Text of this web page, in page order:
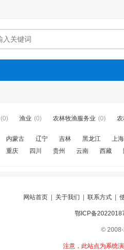
(0) 渔业 (0) 农林牧渔服务业 (0)
内蒙古 辽宁 吉林 黑龙江 上海
重庆 四川 贵州 云南 西藏
网站首页 关于我们 联系方式
鄂ICP备
© 2008-
注意，此站点为系统